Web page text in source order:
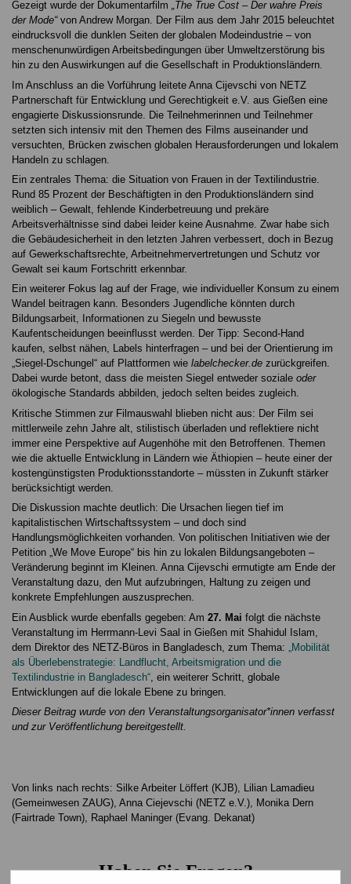
Gezeigt wurde der Dokumentarfilm „The True Cost – Der wahre Preis
der Mode“von Andrew Morgan. Der Film aus dem Jahr 2015 beleuchtet
eindrucksvoll die dunklen Seiten der globalen Modeindustrie – von
menschenunwürdigen Arbeitsbedingungen über Umweltzerstörung bis
hin zu den Auswirkungen auf die Gesellschaft in Produktionsländern.
Im Anschluss an die Vorführung leitete Anna Cijevschi von NETZ
Partnerschaft für Entwicklung und Gerechtigkeit e.V. aus Gießen eine
engagierte Diskussionsrunde. Die Teilnehmerinnen und Teilnehmer
setzten sich intensiv mit den Themen des Films auseinander und
versuchten, Brücken zwischen globalen Herausforderungen und lokalem
Handeln zu schlagen.
Ein zentrales Thema: die Situation von Frauen in der Textilindustrie.
Rund 85 Prozent der Beschäftigten in den Produktionsländern sind
weiblich – Gewalt, fehlende Kinderbetreuung und prekäre
Arbeitsverhältnisse sind dabei leider keine Ausnahme. Zwar habe sich
die Gebäudesicherheit in den letzten Jahren verbessert, doch in Bezug
auf Gewerkschaftsrechte, Arbeitnehmervertretungen und Schutz vor
Gewalt sei kaum Fortschritt erkennbar.
Ein weiterer Fokus lag auf der Frage, wie individueller Konsum zu einem
Wandel beitragen kann. Besonders Jugendliche könnten durch
Bildungsarbeit, Informationen zu Siegeln und bewusste
Kaufentscheidungen beeinflusst werden. Der Tipp: Second-Hand
kaufen, selbst nähen, Labels hinterfragen – und bei der Orientierung im
„Siegel-Dschungel“ auf Plattformen wie labelchecker.de zurückgreifen.
Dabei wurde betont, dass die meisten Siegel entweder soziale oder
ökologische Standards abbilden, jedoch selten beides zugleich.
Kritische Stimmen zur Filmauswahl blieben nicht aus: Der Film sei
mittlerweile zehn Jahre alt, stilistisch überladen und reflektiere nicht
immer eine Perspektive auf Augenhöhe mit den Betroffenen. Themen
wie die aktuelle Entwicklung in Ländern wie Äthiopien – heute einer der
kostengünstigsten Produktionsstandorte – müssten in Zukunft stärker
berücksichtigt werden.
Die Diskussion machte deutlich: Die Ursachen liegen tief im
kapitalistischen Wirtschaftssystem – und doch sind
Handlungsmöglichkeiten vorhanden. Von politischen Initiativen wie der
Petition „We Move Europe“ bis hin zu lokalen Bildungsangeboten –
Veränderung beginnt im Kleinen. Anna Cijevschi ermutigte am Ende der
Veranstaltung dazu, den Mut aufzubringen, Haltung zu zeigen und
konkrete Empfehlungen auszusprechen.
Ein Ausblick wurde ebenfalls gegeben: Am 27. Mai folgt die nächste
Veranstaltung im Herrmann-Levi Saal in Gießen mit Shahidul Islam,
dem Direktor des NETZ-Büros in Bangladesch, zum Thema:
„Mobilität
als Überlebenstrategie: Landflucht, Arbeitsmigration und die
Textilindustrie in Bangladesch“ , ein weiterer Schritt, globale
Entwicklungen auf die lokale Ebene zu bringen.
Dieser Beitrag wurde von den Veranstaltungsorganisator*innen verfasst
und zur Veröffentlichung bereitgestellt.
Von links nach rechts: Silke Arbeiter Löffert (KJB), Lilian Lamadieu
(Gemeinwesen ZAUG), Anna Ciejevschi (NETZ e.V.), Monika Dern
(Fairtrade Town), Raphael Maninger (Evang. Dekanat)
Haben Sie Fragen?